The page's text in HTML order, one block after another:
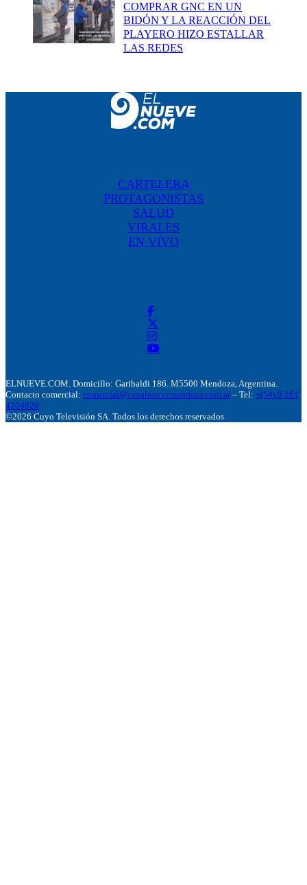
COMPRAR GNC EN UN
BIDÓN Y LA REACCIÓN DEL
PLAYERO HIZO ESTALLAR
LAS REDES
CARTELERA
PROTAGONISTAS
SALUD
VIRALES
EN VIVO
ELNUEVE.COM. Domicillo: Garibaldi 186. M5500 Mendoza, Argentina.
Contacto comercial: comercial@canalnuevemendoza.com.ar – Tel: +(54) 9 261
4204020
©2026 Cuyo Televisión SA. Todos los derechos reservados